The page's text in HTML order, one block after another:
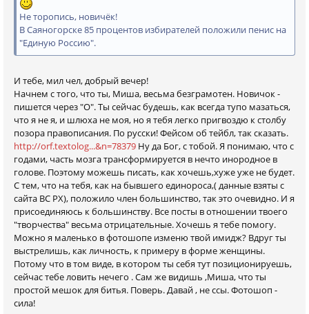
Не торопись, новичёк!
В Саяногорске 85 процентов избирателей положили пенис на
"Единую Россию".
И тебе, мил чел, добрый вечер!
Начнем с того, что ты, Миша, весьма безграмотен. Новичок -
пишется через "О". Ты сейчас будешь, как всегда тупо мазаться,
что я не я, и шлюха не моя, но я тебя легко пригвоздю к столбу
позора правописания. По русски! Фейсом об тейбл, так сказать.
http://orf.textolog...&n=78379 Ну да Бог, с тобой. Я понимаю, что с
годами, часть мозга трансформируется в нечто инородное в
голове. Поэтому можешь писать, как хочешь,хуже уже не будет.
С тем, что на тебя, как на бывшего единороса,( данные взяты с
сайта ВС РХ), положило член большинство, так это очевидно. И я
присоединяюсь к большинству. Все посты в отношении твоего
"творчества" весьма отрицательные. Хочешь я тебе помогу.
Можно я маленько в фотошопе изменю твой имидж? Вдруг ты
выстрелишь, как личность, к примеру в форме женщины.
Потому что в том виде, в котором ты себя тут позиционируешь,
сейчас тебе ловить нечего . Сам же видишь ,Миша, что ты
простой мешок для битья. Поверь. Давай , не ссы. Фотошоп -
сила!